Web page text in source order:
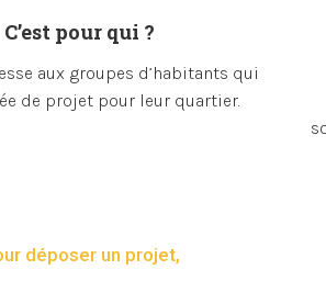
C’est pour qui ?
aux groupes d’habitants qui
de projet pour leur quartier.
déposer un projet,